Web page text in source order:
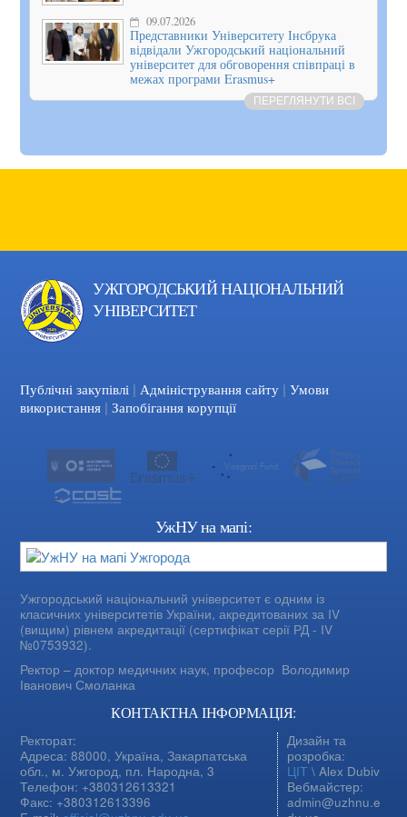
09.07.2026
Представники Університету Інсбрука
відвідали Ужгородський національний
університет для обговорення співпраці в
межах програми Erasmus+
ПЕРЕГЛЯНУТИ ВСІ
УЖГОРОДСЬКИЙ НАЦІОНАЛЬНИЙ
УНІВЕРСИТЕТ
Facebook
Публічні закупівлі | Адміністрування сайту | Умови
використання | Запобігання корупції
УжНУ на мапі:
Ужгородський національний університет є одним із
класичних університетів України, акредитованих за IV
(вищим) рівнем акредитації (сертифікат серії РД - IV
№0753932).
Ректор – доктор медичних наук, професор Володимир
Іванович Смоланка
КОНТАКТНА ІНФОРМАЦІЯ:
Ректорат:
Адреса: 88000, Україна, Закарпатська
обл., м. Ужгород, пл. Народна, 3
Телефон: +380312613321
Факс: +380312613396
Дизайн та
розробка:
ЦІТ \ Alex Dubiv
Вебмайстер:
admin@uzhnu.e